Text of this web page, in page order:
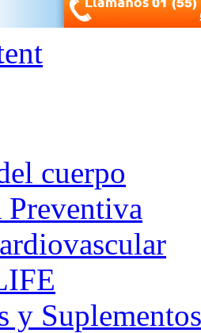
cuerpo
y Suplementos